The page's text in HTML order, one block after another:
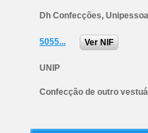
Dh Confecções,
5055... Ver NIF
UNIP
Confecção de outro